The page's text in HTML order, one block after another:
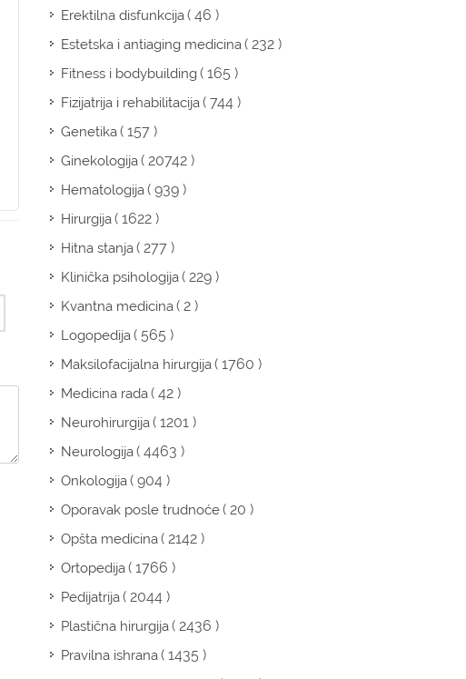
Erektilna disfunkcija( 46 )
Estetska i antiaging medicina( 232 )
Fitness i bodybuilding( 165 )
Fizijatrija i rehabilitacija( 744 )
Genetika( 157 )
Ginekologija( 20742 )
Hematologija( 939 )
Hirurgija( 1622 )
Hitna stanja( 277 )
Klinička psihologija( 229 )
Kvantna medicina( 2 )
Logopedija( 565 )
Maksilofacijalna hirurgija( 1760 )
Medicina rada( 42 )
Neurohirurgija( 1201 )
Neurologija( 4463 )
Onkologija( 904 )
Oporavak posle trudnoće( 20 )
Opšta medicina( 2142 )
Ortopedija( 1766 )
Pedijatrija( 2044 )
Plastična hirurgija( 2436 )
Pravilna ishrana( 1435 )